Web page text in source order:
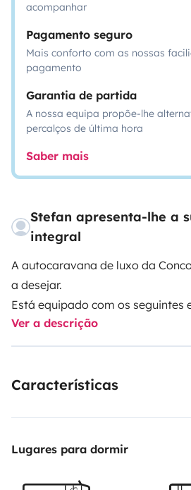
acompanhar
Pagamento seguro
Mais conforto com as nossas
pagamento
Garantia de partida
A nossa equipa propõe-lhe
percalços de última hora
Saber mais
Stefan apresenta-lhe a
integral
A autocaravana de luxo da
a desejar.
Está equipado com os seguintes
- Máquina de lavar louça
- Aspirador central
- Depósito de água limpa de 350
- TV no quarto
- Sistema de satélite totalmente
Ver a descrição
Características
Lugares para dormir